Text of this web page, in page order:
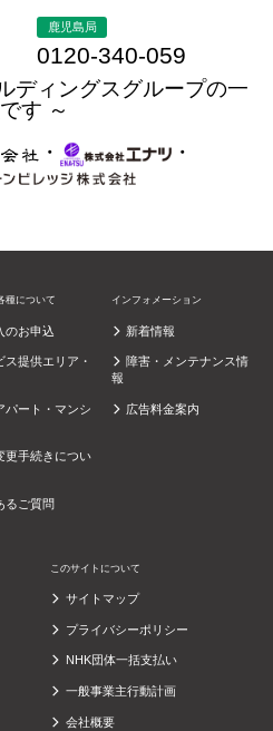
鹿児島局
0120-340-059
ディングスグループの一
す ～
・
・
種について
のお申込
ス提供エリア・
パート・マンシ
更手続きについ
るご質問
インフォメーション
新着情報
障害・メンテナンス情
報
広告料金案内
このサイトについて
サイトマップ
プライバシーポリシー
NHK団体一括支払い
一般事業主行動計画
会社概要